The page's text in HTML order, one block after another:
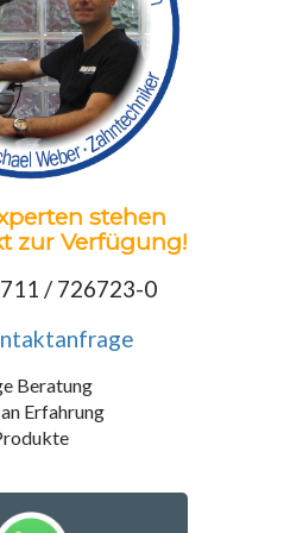
stehen
zur Verfügung!
/ 726723-0
Beratung
Erfahrung